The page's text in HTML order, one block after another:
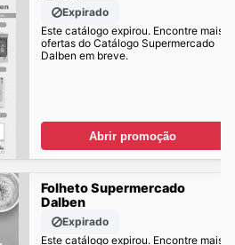
Expirado
Este catálogo expirou. Encontre mais
ofertas do Catálogo Supermercado
Dalben em breve.
Abrir promoção
Folheto Supermercado
Dalben
Expirado
Este catálogo expirou. Encontre mais